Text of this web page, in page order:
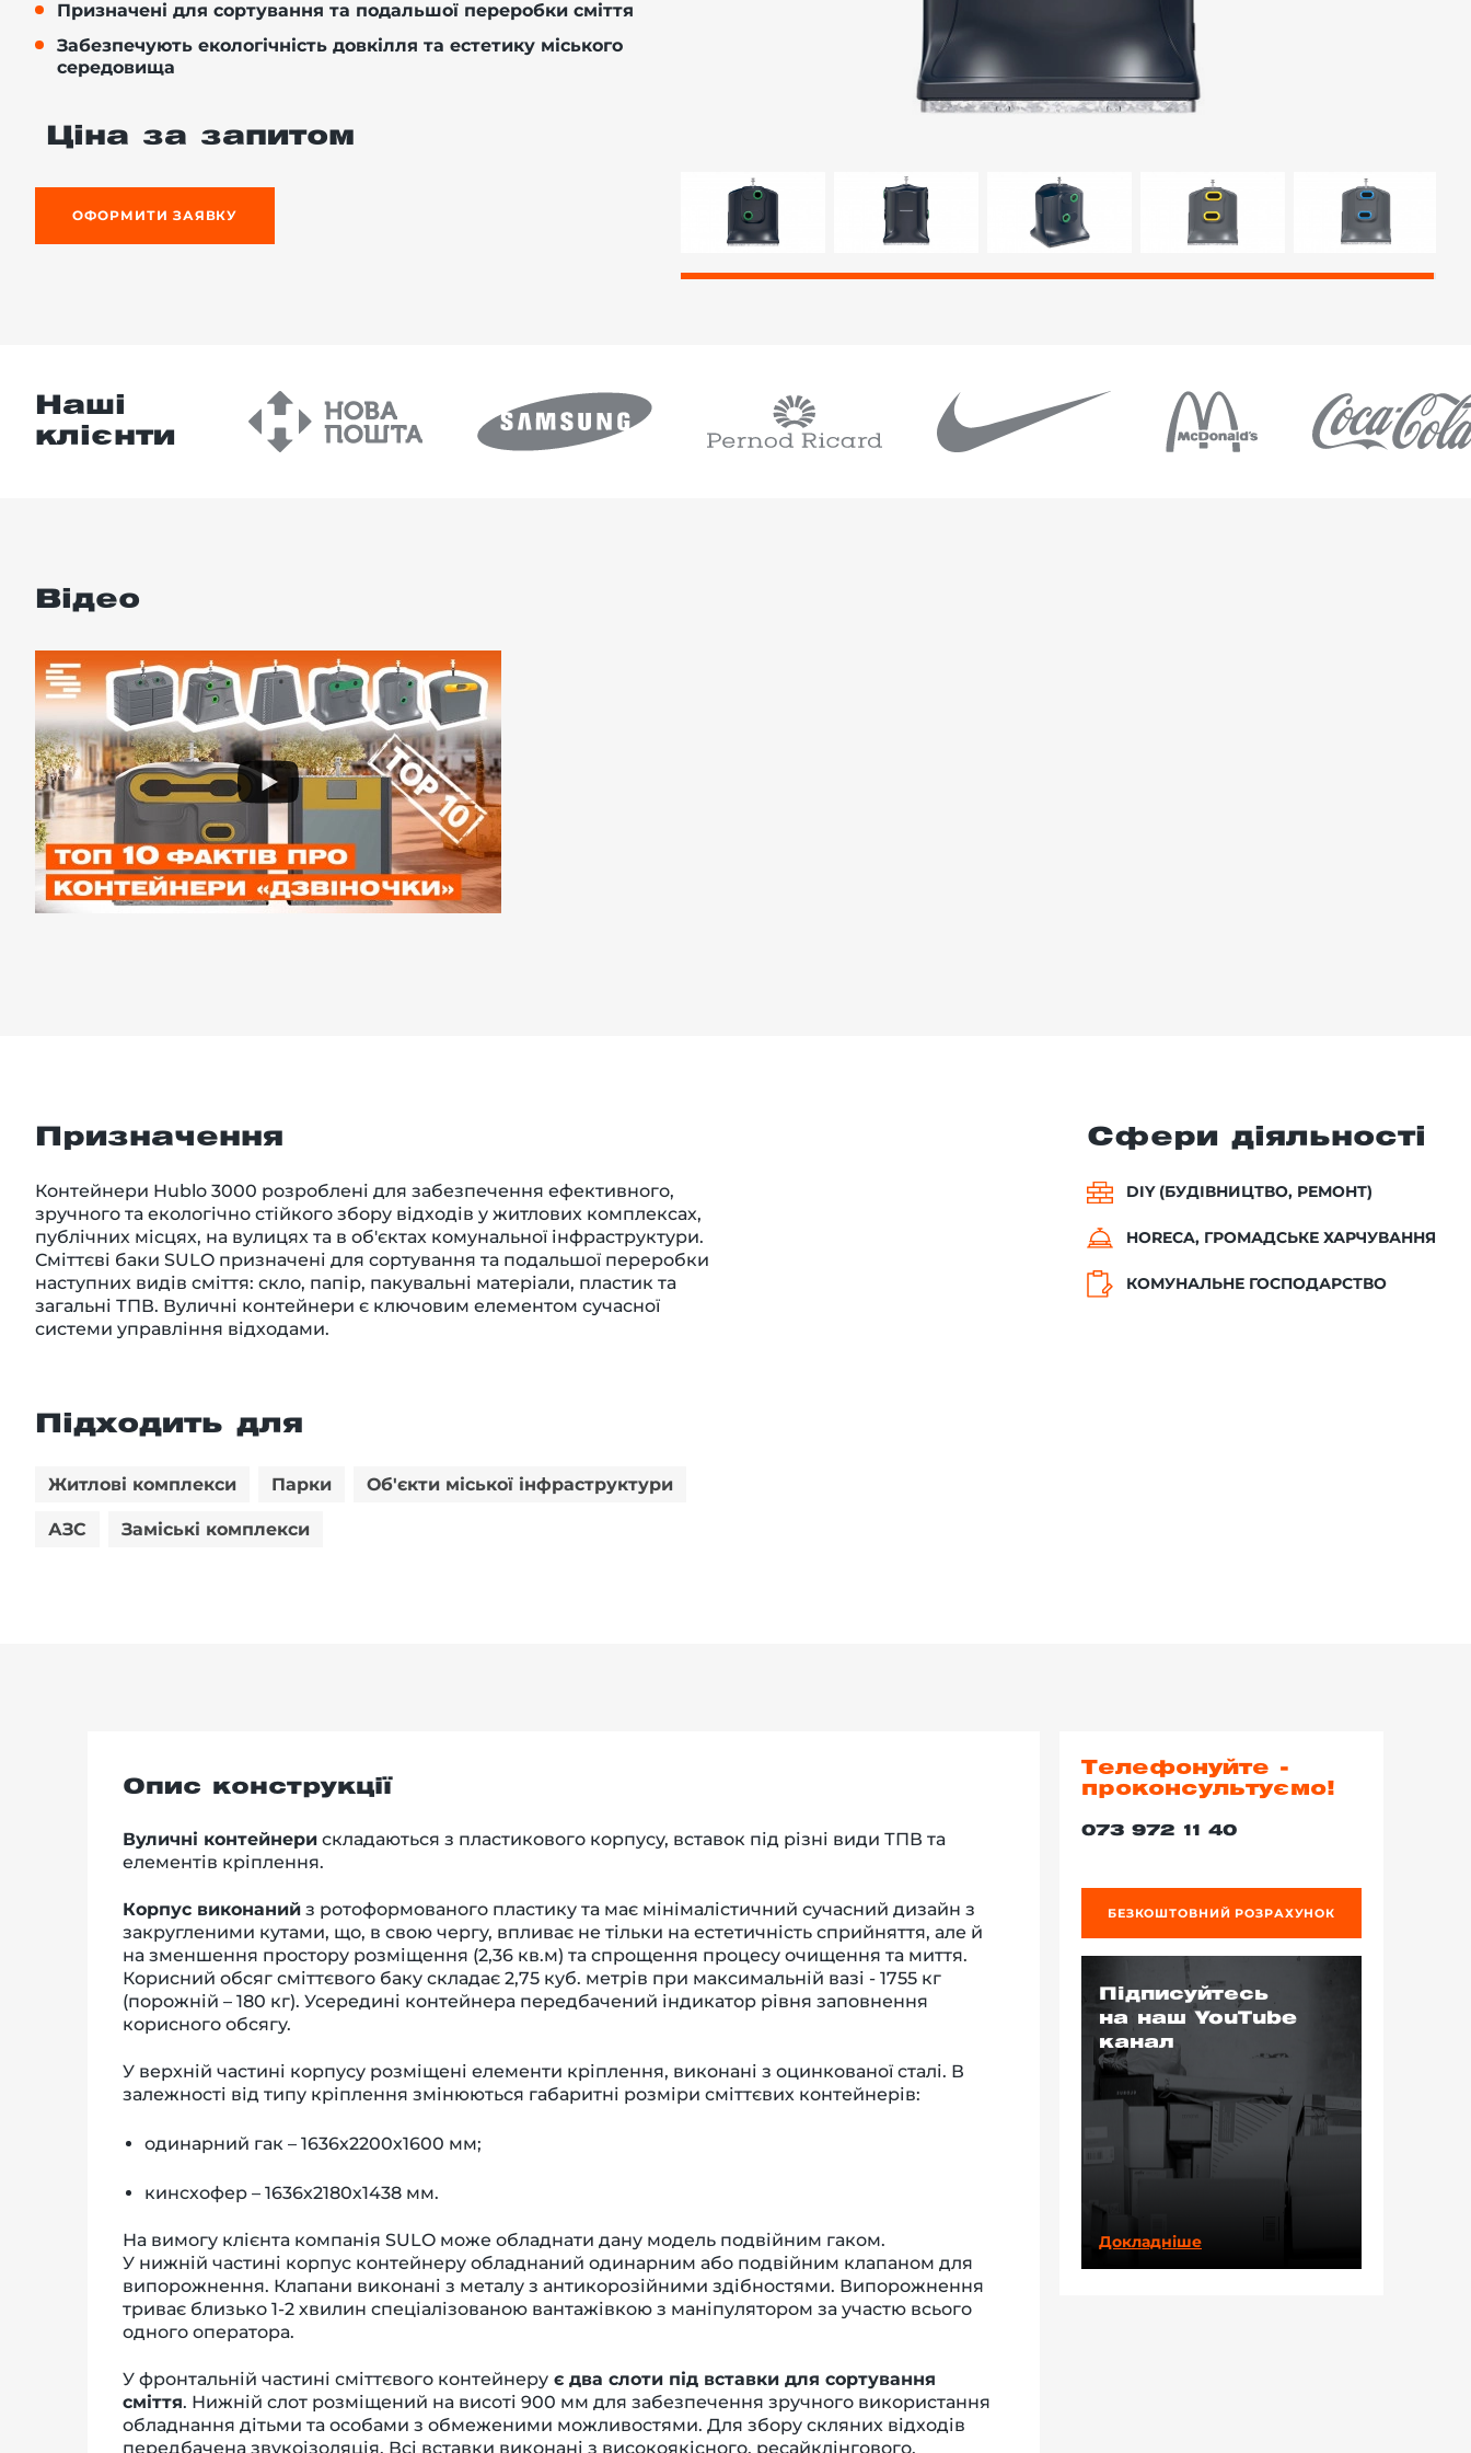
Призначені для сортування та подальшої переробки сміття
Забезпечують екологічність довкілля та естетику міського
середовища
Ціна за запитом
ОФОРМИТИ ЗАЯВКУ
Наші
клієнти
Відео
Призначення
Контейнери Hublo 3000 розроблені для забезпечення ефективного,
зручного та екологічно стійкого збору відходів у житлових комплексах,
публічних місцях, на вулицях та в об'єктах комунальної інфраструктури.
Сміттєві баки SULO призначені для сортування та подальшої переробки
наступних видів сміття: скло, папір, пакувальні матеріали, пластик та
загальні ТПВ. Вуличні контейнери є ключовим елементом сучасної
системи управління відходами.
Підходить для
Житлові комплекси Парки Об'єкти міської інфраструктури
АЗС Заміські комплекси
Сфери діяльності
DIY (БУДІВНИЦТВО, РЕМОНТ)
HORECA, ГРОМАДСЬКЕ ХАРЧУВАННЯ
КОМУНАЛЬНЕ ГОСПОДАРСТВО
Опис конструкції
Вуличні контейнери складаються з пластикового корпусу, вставок під різні види ТПВ та
елементів кріплення.
Корпус виконаний з ротоформованого пластику та має мінімалістичний сучасний дизайн з
закругленими кутами, що, в свою чергу, впливає не тільки на естетичність сприйняття, але й
на зменшення простору розміщення (2,36 кв.м) та спрощення процесу очищення та миття.
Корисний обсяг сміттєвого баку складає 2,75 куб. метрів при максимальній вазі - 1755 кг
(порожній – 180 кг). Усередині контейнера передбачений індикатор рівня заповнення
корисного обсягу.
У верхній частині корпусу розміщені елементи кріплення, виконані з оцинкованої сталі. В
залежності від типу кріплення змінюються габаритні розміри сміттєвих контейнерів:
одинарний гак – 1636х2200х1600 мм;
кинсхофер – 1636х2180х1438 мм.
На вимогу клієнта компанія SULO може обладнати дану модель подвійним гаком.
У нижній частині корпус контейнеру обладнаний одинарним або подвійним клапаном для
випорожнення. Клапани виконані з металу з антикорозійними здібностями. Випорожнення
триває близько 1-2 хвилин спеціалізованою вантажівкою з маніпулятором за участю всього
одного оператора.
У фронтальній частині сміттєвого контейнеру є два слоти під вставки для сортування
сміття. Нижній слот розміщений на висоті 900 мм для забезпечення зручного використання
обладнання дітьми та особами з обмеженими можливостями. Для збору скляних відходів
передбачена звукоізоляція. Всі вставки виконані з високоякісного, ресайклінгового,
Телефонуйте -
проконсультуємо!
073 972 11 40
БЕЗКОШТОВНИЙ РОЗРАХУНОК
Підписуйтесь
на наш YouTube
канал
Докладніше